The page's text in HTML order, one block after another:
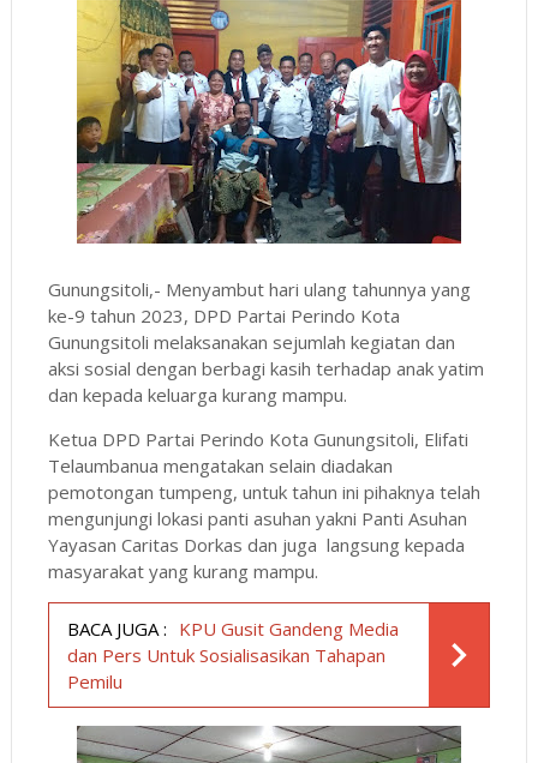
Gunungsitoli,- Menyambut hari ulang tahunnya yang
ke-9 tahun 2023, DPD Partai Perindo Kota
Gunungsitoli melaksanakan sejumlah kegiatan dan
aksi sosial dengan berbagi kasih terhadap anak yatim
dan kepada keluarga kurang mampu.
Ketua DPD Partai Perindo Kota Gunungsitoli, Elifati
Telaumbanua mengatakan selain diadakan
pemotongan tumpeng, untuk tahun ini pihaknya telah
mengunjungi lokasi panti asuhan yakni Panti Asuhan
Yayasan Caritas Dorkas dan juga langsung kepada
masyarakat yang kurang mampu.
BACA JUGA : KPU Gusit Gandeng Media
dan Pers Untuk Sosialisasikan Tahapan
Pemilu